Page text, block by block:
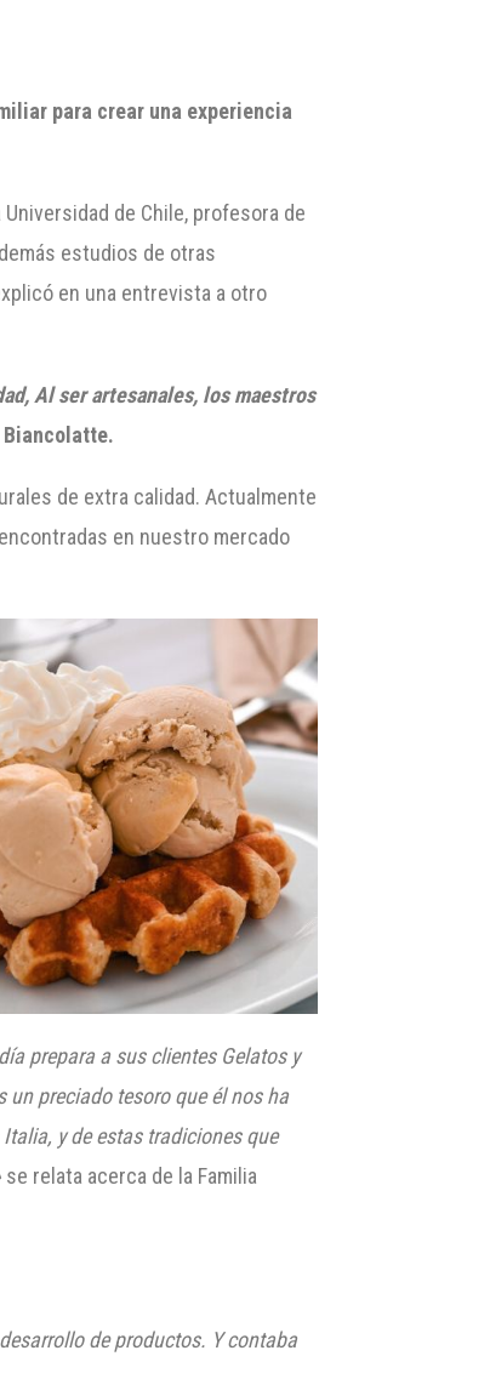
para crear una experiencia
de Chile, profesora de
estudios de otras
en una entrevista a otro
Al ser artesanales, los maestros
Biancolatte.
de extra calidad. Actualmente
en nuestro mercado
prepara a sus clientes Gelatosy
un preciado tesoro que él nos ha
Italia, y de estas tradiciones que
se relata acerca de la Familia
de productos. Y contaba